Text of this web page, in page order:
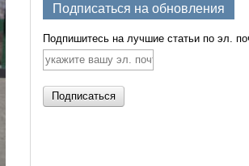
Подписаться на обновления
Подпишитесь на лучшие статьи по эл.